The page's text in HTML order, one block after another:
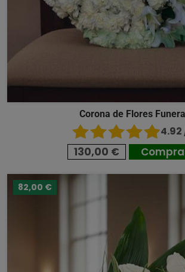
Corona de Flores
4.92
130,00 €
82,00 €